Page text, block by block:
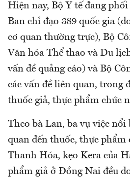
Hiện nay, Bộ Y tế đang
Ban chỉ đạo 389 quốc gia
cơ quan thường trực), Bộ
Văn hóa Thể thao và Du
vấn đề quảng cáo) và Bộ
các vấn đề liên quan, trong
thuốc giả, thực phẩm chức
Theo bà Lan, ba vụ việc nổi
quan đến thuốc, thực phẩm
Thanh Hóa, kẹo Kera của
phẩm giả ở Đồng Nai đều